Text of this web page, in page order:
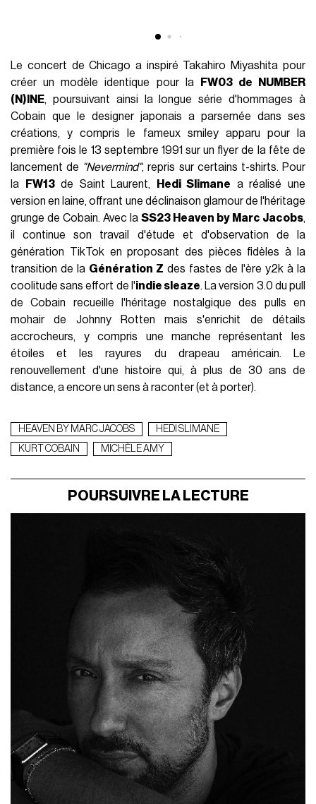
Le concert de Chicago a inspiré Takahiro Miyashita pour
créer un modèle identique pour la
FW03 de NUMBER
(N)INE, poursuivant ainsi la longue série d'hommages à
Cobain que le designer japonais a parsemée dans ses
créations, y compris le fameux smiley apparu pour la
première fois le 13 septembre 1991 sur un flyer de la fête de
lancement de "Nevermind", repris sur certains t-shirts. Pour
la
FW13de Saint Laurent, Hedi Slimane a réalisé une
version en laine, offrant une déclinaison glamour de l'héritage
grunge de Cobain. Avec la SS23 Heaven by Marc Jacobs,
il continue son travail d'étude et d'observation de la
génération TikTok en proposant des pièces fidèles à la
transition de la Génération Z des fastes de l'ère y2k à la
coolitude sans effort de l'indie sleaze. La version 3.0 du pull
de Cobain recueille l'héritage nostalgique des pulls en
mohair de Johnny Rotten mais s'enrichit de détails
accrocheurs, y compris une manche représentant les
étoiles et les rayures du drapeau américain. Le
renouvellement d'une histoire qui, à plus de 30 ans de
distance, a encore un sens à raconter (et à porter).
HEAVEN BY MARC JACOBS
HEDI SLIMANE
KURT COBAIN
MICHÈLE AMY
POURSUIVRE LA LECTURE